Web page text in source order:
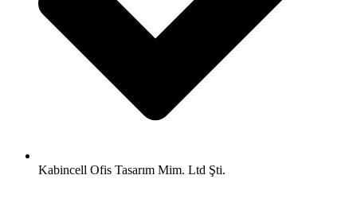
Kabincell Ofis Tasarım Mim. Ltd Şti.